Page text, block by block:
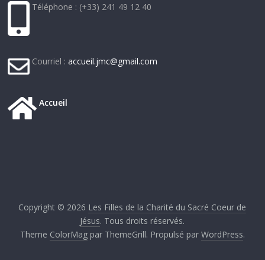
Téléphone : (+33) 241 49 12 40
Courriel : accueil.jmc@gmail.com
Accueil
Copyright © 2026 Les Filles de la Charité du Sacré Coeur de
Jésus. Tous droits réservés.
Theme ColorMagpar ThemeGrill. Propulsé par WordPress.